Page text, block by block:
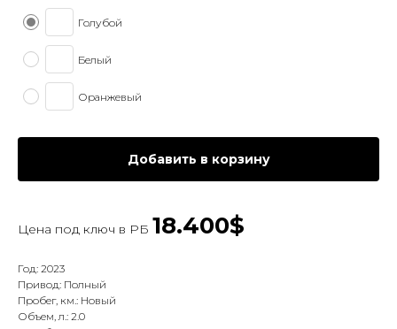
Голубой
Белый
Оранжевый
Добавить в корзину
Цена под ключ в РБ 18.400$
Год: 2023
Привод: Полный
Пробег, км.: Новый
Объем, л.: 2.0